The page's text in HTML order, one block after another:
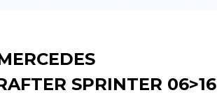
SPRINTER 06>16